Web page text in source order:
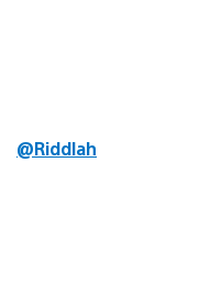
@Riddlah